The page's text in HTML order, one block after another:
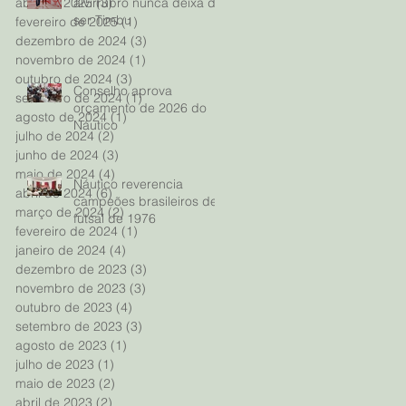
fevereiro de 2025 (1)
dezembro de 2024 (3)
novembro de 2024 (1)
outubro de 2024 (3)
setembro de 2024 (1)1 post
agosto de 2024 (1)1 post
julho de 2024 (2)
junho de 2024 (3)
maio de 2024 (4)
abril de 2024 (6)6 posts
março de 2024 (2) 2 posts
fevereiro de 2024 (1)
janeiro de 2024 (4)
dezembro de 2023 (3)
novembro de 2023 (3)
outubro de 2023 (4)
setembro de 2023 (3)
agosto de 2023 (1)
julho de 2023 (1)
maio de 2023 (2)
abril de 2023 (2)
ser Timbu
Conselho aprova
orçamento de 2026 do
Náutico
Náutico reverencia
campeões brasileiros de
futsal de 1976